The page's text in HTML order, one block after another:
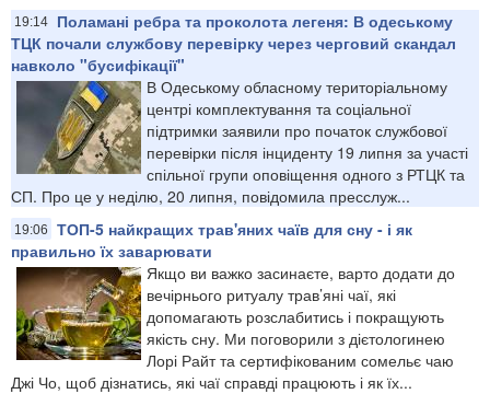
19:14
Поламані ребра та проколота легеня: В одеському
ТЦК почали службову перевірку через черговий скандал
навколо "бусифікації"
В Одеському обласному територіальному
центрі комплектування та соціальної
підтримки заявили про початок службової
перевірки після інциденту 19 липня за участі
спільної групи оповіщення одного з РТЦК та
СП. Про це у неділю, 20 липня, повідомила пресслуж...
19:06
ТОП-5 найкращих трав'яних чаїв для сну - і як
правильно їх заварювати
Якщо ви важко засинаєте, варто додати до
вечірнього ритуалу трав’яні чаї, які
допомагають розслабитись і покращують
якість сну. Ми поговорили з дієтологинею
Лорі Райт та сертифікованим сомельє чаю
Джі Чо, щоб дізнатись, які чаї справді працюють і як їх...